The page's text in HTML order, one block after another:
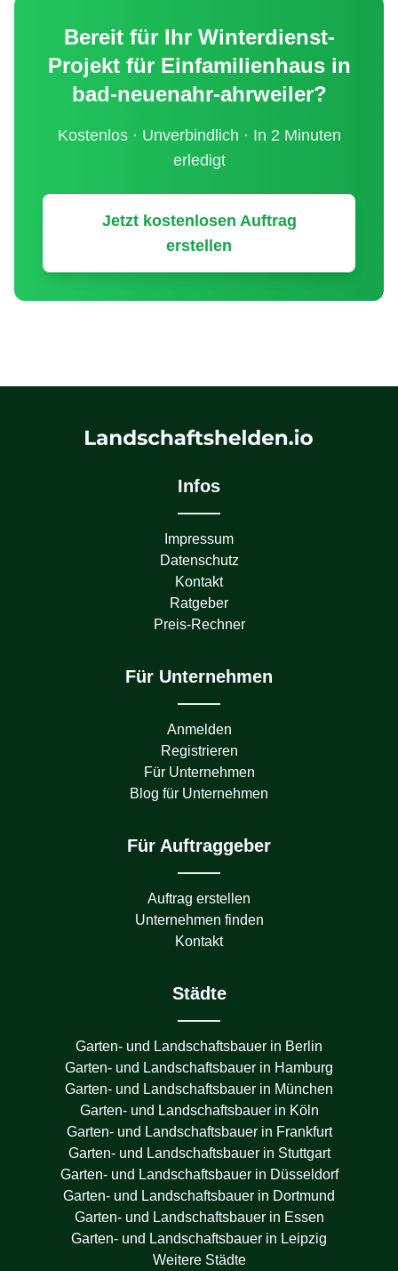
Bereit für Ihr Winterdienst-
Projekt für Einfamilienhaus in
bad-neuenahr-ahrweiler?
Kostenlos · Unverbindlich · In 2 Minuten
erledigt
Jetzt kostenlosen Auftrag
erstellen
Infos
Impressum
Datenschutz
Kontakt
Ratgeber
Preis-Rechner
Für Unternehmen
Anmelden
Registrieren
Für Unternehmen
Blog für Unternehmen
Für Auftraggeber
Auftrag erstellen
Unternehmen finden
Kontakt
Städte
Garten- und Landschaftsbauer in Berlin
Garten- und Landschaftsbauer in Hamburg
Garten- und Landschaftsbauer in München
Garten- und Landschaftsbauer in Köln
Garten- und Landschaftsbauer in Frankfurt
Garten- und Landschaftsbauer in Stuttgart
Garten- und Landschaftsbauer in Düsseldorf
Garten- und Landschaftsbauer in Dortmund
Garten- und Landschaftsbauer in Essen
Garten- und Landschaftsbauer in Leipzig
Weitere Städte